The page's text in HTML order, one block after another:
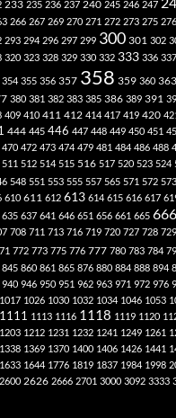
233 235 236 237 240 245 246 247
266 267 269 270 271 272 273 275 276
293 294 296 297 299 300 301 302
320 323 328 329 330 332 333 336 337
354 355 356 357 358 359 360 363
380 381 382 383 385 386 389 391
409 410 411 412 414 417 419 420
444 445 446 447 448 449 450 451
470 472 473 474 479 481 484 486 488
511 512 514 515 516 517 520 523 524
548 551 553 555 557 565 571 572 573
610 611 612 613 614 615 616 617
635 637 641 646 651 656 661 665 666
708 711 713 716 719 720 727 728 729
772 773 775 776 777 780 783 784
845 860 861 865 876 880 884 888 894
940 946 950 951 962 963 971 972 976
1017 1026 1030 1032 1034 1046 1053
1111 1113 1116 1118 1119 1120
1203 1212 1231 1232 1241 1249 1261
1338 1369 1370 1400 1406 1426 1441
1633 1644 1776 1819 1837 1984 1998
2600 2626 2666 2701 3000 3092 3333